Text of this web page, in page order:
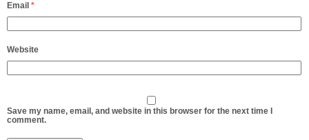
Email *
Website
Save my name, email, and website in this browser for the next time I
comment.